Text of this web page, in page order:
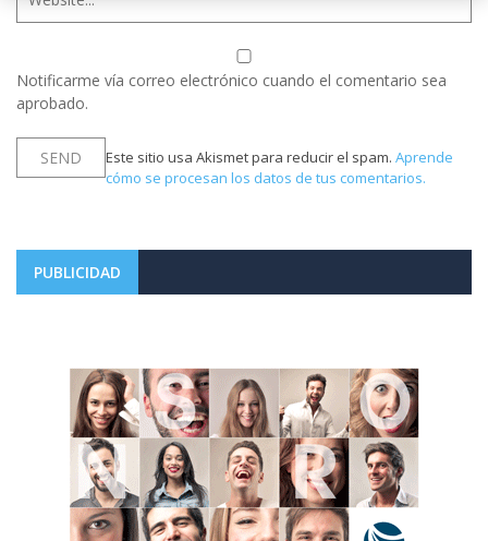
Notificarme vía correo electrónico cuando el comentario sea
aprobado.
Este sitio usa Akismet para reducir el spam. Aprende
cómo se procesan los datos de tus comentarios.
PUBLICIDAD